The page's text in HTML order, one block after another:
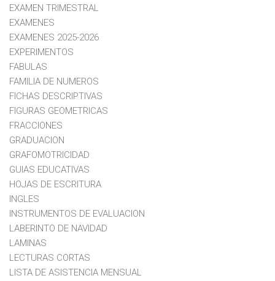
EXAMEN TRIMESTRAL
EXAMENES
EXAMENES 2025-2026
EXPERIMENTOS
FABULAS
FAMILIA DE NUMEROS
FICHAS DESCRIPTIVAS
FIGURAS GEOMETRICAS
FRACCIONES
GRADUACION
GRAFOMOTRICIDAD
GUIAS EDUCATIVAS
HOJAS DE ESCRITURA
INGLES
INSTRUMENTOS DE EVALUACION
LABERINTO DE NAVIDAD
LAMINAS
LECTURAS CORTAS
LISTA DE ASISTENCIA MENSUAL